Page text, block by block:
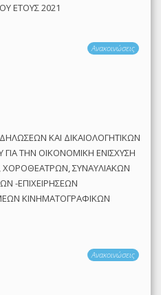
ΕΤΟΥΣ 2021
Ανακοινώσεις
ΚΑΙ ΔΙΚΑΙΟΛΟΓΗΤΙΚΩΝ
ΓΙΑ ΤΗΝ ΟΙΚΟΝΟΜΙΚΗ ΕΝΙΣΧΥΣΗ
ΣΥΝΑΥΛΙΑΚΩΝ
-ΕΠΙΧΕΙΡΗΣΕΩΝ
ΚΙΝΗΜΑΤΟΓΡΑΦΙΚΩΝ
Ανακοινώσεις